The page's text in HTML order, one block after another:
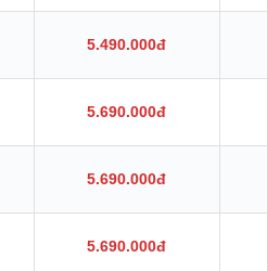
5.490.000đ
5.690.000đ
5.690.000đ
5.690.000đ